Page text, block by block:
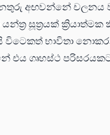
අඟවන්නේ චලනය
සූත්‍රයක් ක්‍රියාත්මක
විටෙකත් භාවිතා
එය ගෘහස්ථ